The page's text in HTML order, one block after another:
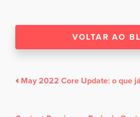
VOLTAR AO